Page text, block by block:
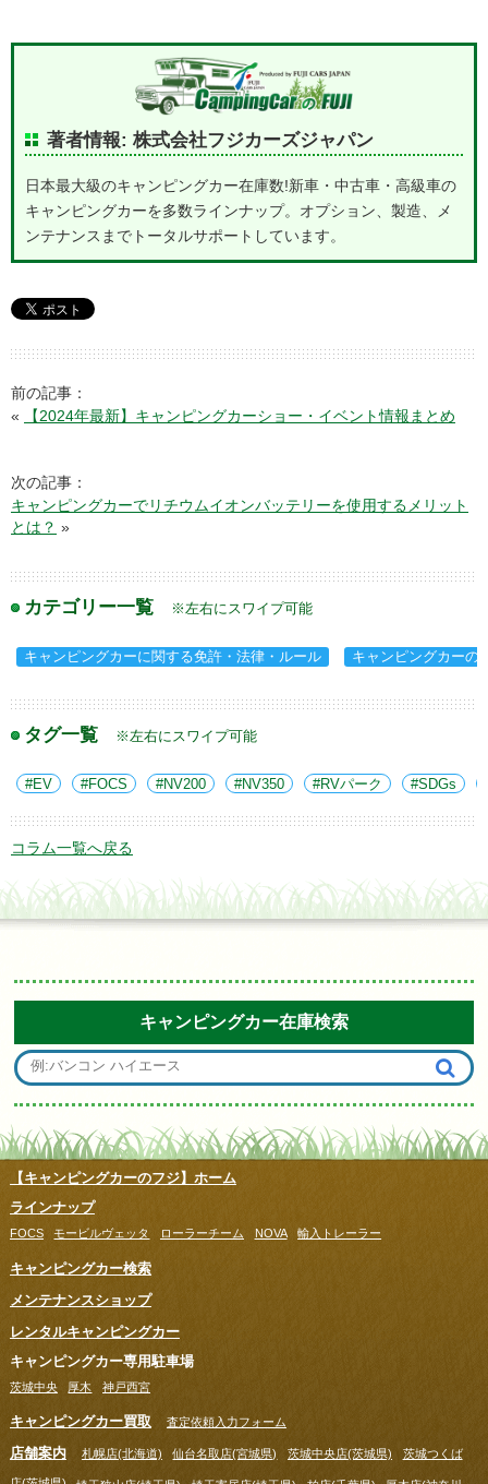
著者情報: 株式会社フジカーズジャパン
日本最大級のキャンピングカー在庫数!新車・中古車・高級車の
キャンピングカーを多数ラインナップ。オプション、製造、メ
ンテナンスまでトータルサポートしています。
前の記事：
«
【2024年最新】キャンピングカーショー・イベント情報まとめ
次の記事：
キャンピングカーでリチウムイオンバッテリーを使用するメリット
とは？ »
カテゴリー一覧 ※左右にスワイプ可能
キャンピングカーに関する免許・法律・ルール キャンピングカーの
タグ一覧 ※左右にスワイプ可能
EV FOCS NV200 NV350 RVパーク SDGs
コラム一覧へ戻る
キャンピングカー在庫検索
【キャンピングカーのフジ】ホーム
ラインナップ
FOCS モービルヴェッタ ローラーチーム NOVA 輸入トレーラー
キャンピングカー検索
メンテナンスショップ
レンタルキャンピングカー
キャンピングカー専用駐車場
茨城中央 厚木 神戸西宮
キャンピングカー買取 査定依頼入力フォーム
店舗案内 札幌店(北海道) 仙台名取店(宮城県) 茨城中央店(茨城県) 茨城つくば